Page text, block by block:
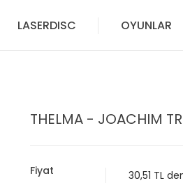
LASERDISC OYUNLAR
THELMA - JOACHIM
Fiyat
30,51 TL